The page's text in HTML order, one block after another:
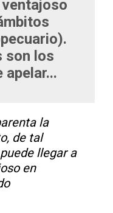
son los
la
de tal
llegar a
en